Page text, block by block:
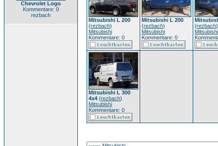
Chevrolet Logo
Kommentare: 0
rezbach
Mitsubishi L 200
(rezbach)
Mitsubishi
Kommentare: 0
Mitsubishi L 200
(rezbach)
Mitsubishi
Kommentare: 0
(rezbach)
Mitsubishi
Mitsubishi L 300
4x4 (rezbach)
Mitsubishi
Kommentare: 0